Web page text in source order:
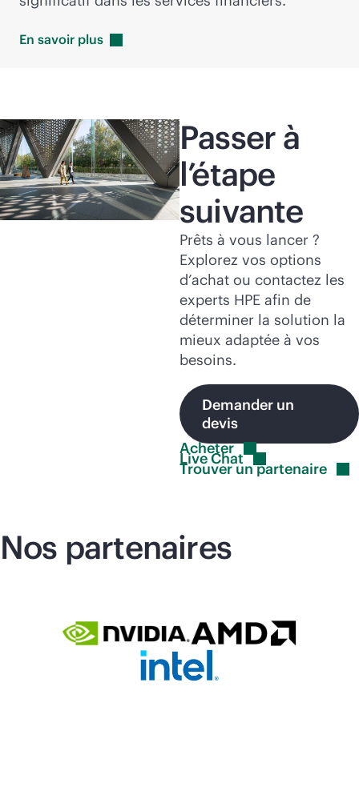
En savoir plus
Passer à
l’étape
suivante
Prêts à vous lancer ?
Explorez vos options
d’achat ou contactez les
experts HPE afin de
déterminer la solution la
mieux adaptée à vos
besoins.
Demander un
devis
Acheter
LiveChat
Trouver unpartenaire
Nos partenaires